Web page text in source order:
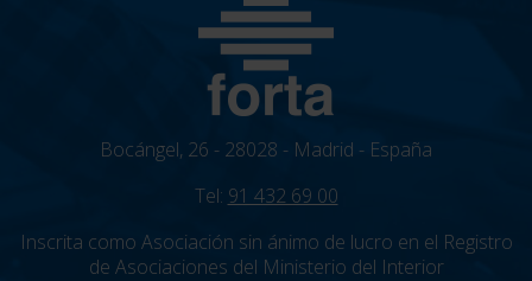
Bocángel, 26 - 28028 - Madrid - España
Tel: 91 432 69 00
Inscrita como Asociación sin ánimo de lucro en el Registro
de Asociaciones del Ministerio del Interior